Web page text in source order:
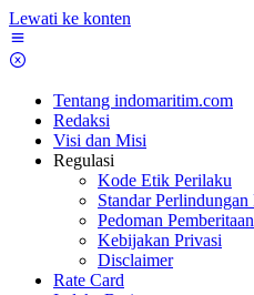
Lewati ke konten
Tentang indomaritim.com
Redaksi
Visi dan Misi
Regulasi
Kode Etik Perilaku
Standar
Pedoman
Kebijakan Privasi
Disclaimer
Rate Card